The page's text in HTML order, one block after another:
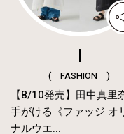
( FASHION )
【8/10発売】田中真里
手がける《ファッジ オ
ナルウエ...